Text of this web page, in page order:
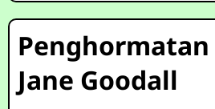
Jane Goodall